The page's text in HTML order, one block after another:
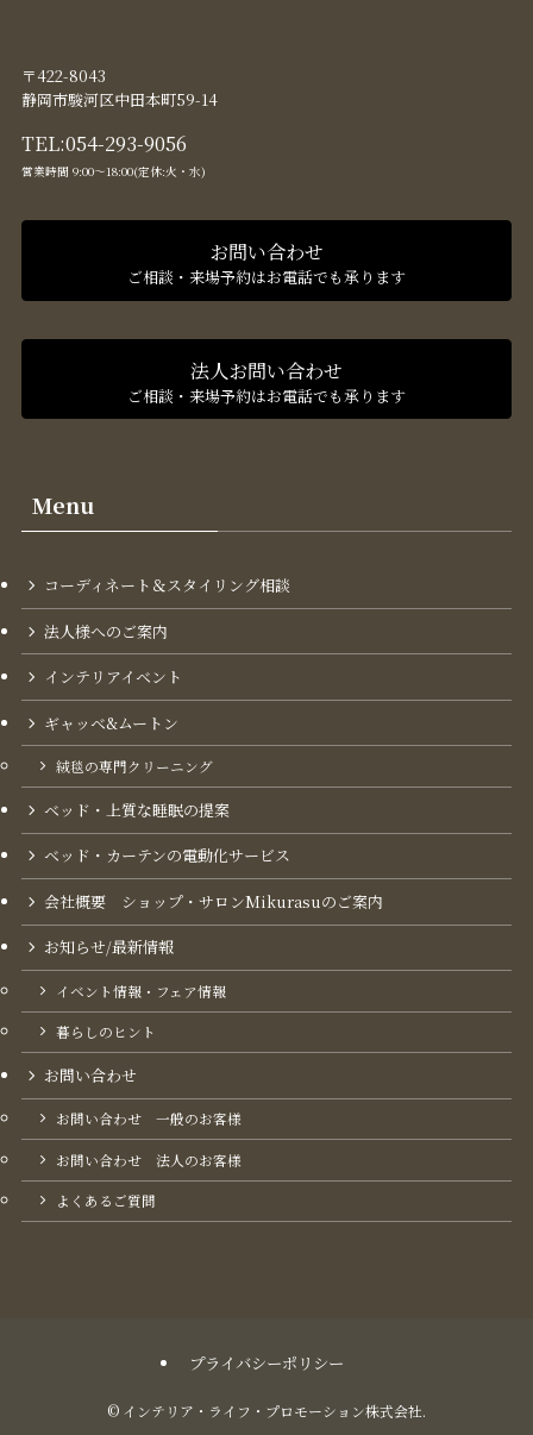
〒422-8043
静岡市駿河区中田本町59-14
TEL:054-293-9056
営業時間 9:00〜18:00(定休:火・水)
お問い合わせ
ご相談・来場予約はお電話でも承ります
法人お問い合わせ
ご相談・来場予約はお電話でも承ります
Menu
コーディネート＆スタイリング​相談
法人様へのご案内
インテリアイベント
ギャッベ&ムートン
絨毯の専門クリーニング
ベッド・上質な睡眠の提案
ベッド・カーテンの電動化サービス
会社概要 ショップ・サロンMikurasuのご案内​
お知らせ/最新情報
イベント情報・フェア情報
暮らしのヒント
お問い合わせ
お問い合わせ 一般のお客様
お問い合わせ 法人のお客様
よくあるご質問
プライバシーポリシー
© インテリア・ライフ・プロモーション株式会社.